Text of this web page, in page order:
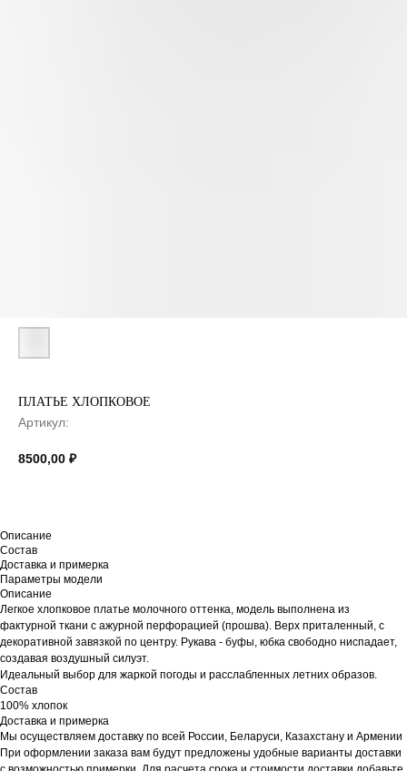
ПЛАТЬЕ ХЛОПКОВОЕ
Артикул:
8500,00 ₽
Описание
Состав
Доставка и примерка
Параметры модели
Описание
Легкое хлопковое платье молочного оттенка, модель выполнена из
фактурной ткани с ажурной перфорацией (прошва). Верх приталенный, с
декоративной завязкой по центру. Рукава - буфы, юбка свободно ниспадает,
создавая воздушный силуэт.
Идеальный выбор для жаркой погоды и расслабленных летних образов.
Состав
100% хлопок
Доставка и примерка
Мы осуществляем доставку по всей России, Беларуси, Казахстану и Армении
При оформлении заказа вам будут предложены удобные варианты доставки